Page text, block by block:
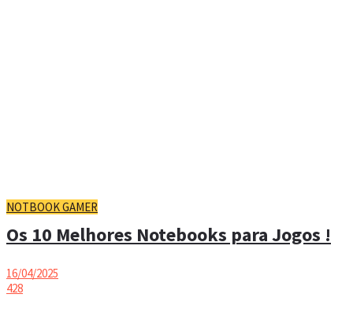
NOTBOOK GAMER
Os 10 Melhores Notebooks para Jogos !
16/04/2025
428